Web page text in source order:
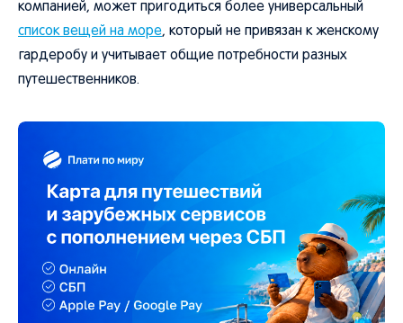
компанией, может пригодиться более универсальный
список вещей на море, который не привязан к женскому
гардеробу и учитывает общие потребности разных
путешественников.